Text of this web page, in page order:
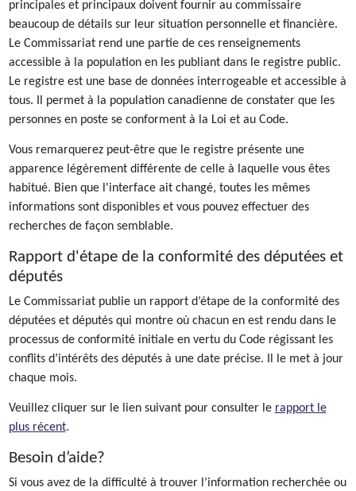
principales et principaux doivent fournir au commissaire
beaucoup de détails sur leur situation personnelle et financière.
Le Commissariat rend une partie de ces renseignements
accessible à la population en les publiant dans le registre public.
Le registre est une base de données interrogeable et accessible à
tous. Il permet à la population canadienne de constater que les
personnes en poste se conforment à la Loi et au Code.
Vous remarquerez peut-être que le registre présente une
apparence légèrement différente de celle à laquelle vous êtes
habitué. Bien que l'interface ait changé, toutes les mêmes
informations sont disponibles et vous pouvez effectuer des
recherches de façon semblable.
Rapport d'étape de la conformité des députées et
députés
Le Commissariat publie un rapport d’étape de la conformité des
députées et députés qui montre où chacun en est rendu dans le
processus de conformité initiale en vertu du Code régissant les
conflits d’intérêts des députés à une date précise. Il le met à jour
chaque mois.
Veuillez cliquer sur le lien suivant pour consulter le rapport le
plus récent.
Besoin d’aide?
Si vous avez de la difficulté à trouver l’information recherchée ou